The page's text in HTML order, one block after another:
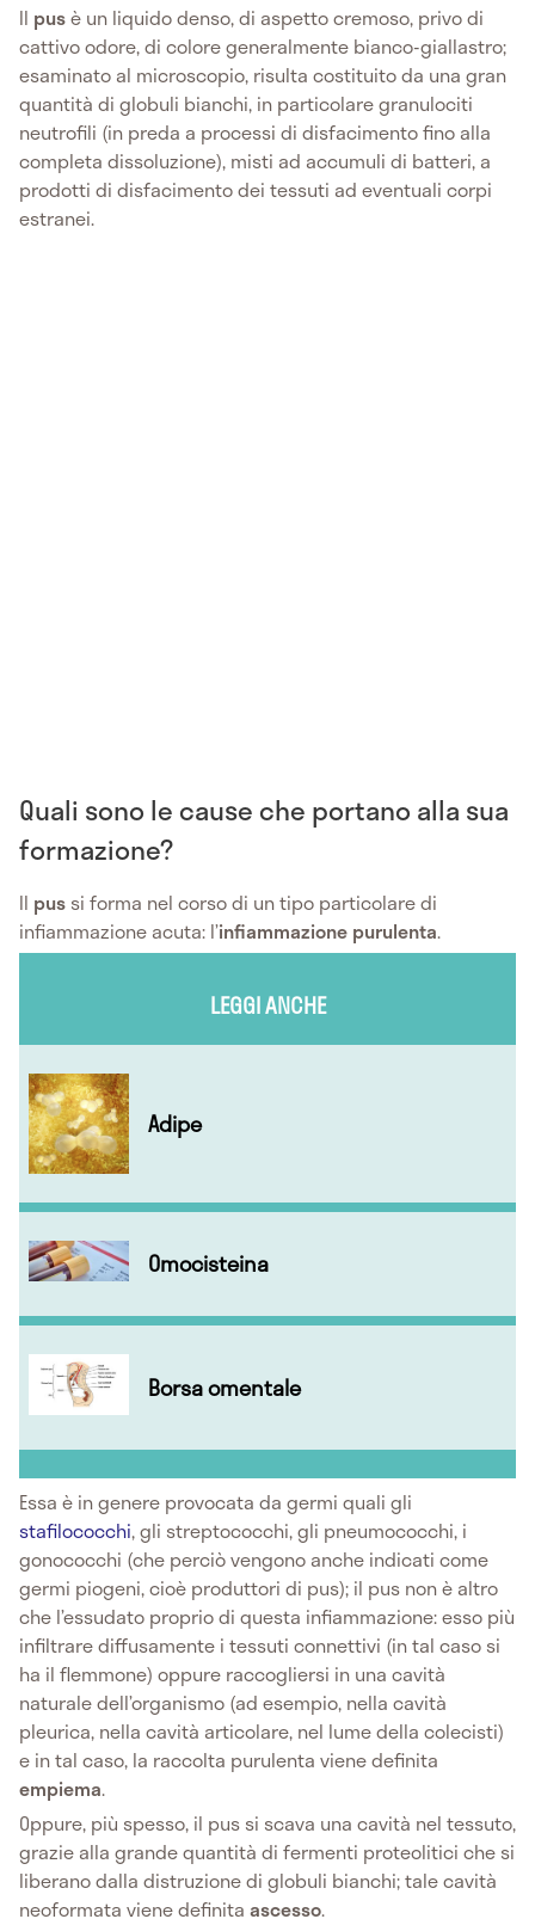
Il pusè un liquido denso, di aspetto cremoso, privo di
cattivo odore, di colore generalmente bianco-giallastro;
esaminato al microscopio, risulta costituito da una gran
quantità di globuli bianchi, in particolare granulociti
neutrofili (in preda a processi di disfacimento fino alla
completa dissoluzione), misti ad accumuli di batteri, a
prodotti di disfacimento dei tessuti ad eventuali corpi
estranei.
Quali sono le cause che portano alla sua
formazione?
Il pus si forma nel corso di un tipo particolare di
infiammazione acuta: l’infiammazione purulenta.
LEGGI ANCHE
Adipe
Omocisteina
Borsa omentale
Essa è in genere provocata da germi quali gli
stafilococchi, gli streptococchi, gli pneumococchi, i
gonococchi (che perciò vengono anche indicati come
germi piogeni, cioè produttori di pus); il pus non è altro
che l’essudato proprio di questa infiammazione: esso più
infiltrare diffusamente i tessuti connettivi (in tal caso si
ha il flemmone) oppure raccogliersi in una cavità
naturale dell’organismo (ad esempio, nella cavità
pleurica, nella cavità articolare, nel lume della colecisti)
e in tal caso, la raccolta purulenta viene definita
empiema.
Oppure, più spesso, il pus si scava una cavità nel tessuto,
grazie alla grande quantità di fermenti proteolitici che si
liberano dalla distruzione di globuli bianchi; tale cavità
neoformata viene definita ascesso.